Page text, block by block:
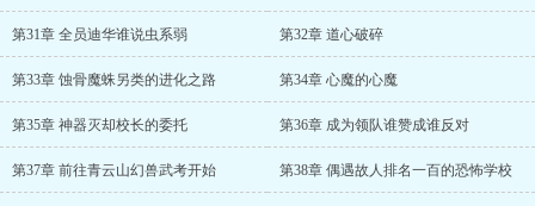
第31章 全员迪华谁说虫系弱 第32章 道心破碎
第33章 蚀骨魔蛛另类的进化之路 第34章 心魔的心魔
第35章 神器灭却校长的委托 第36章 成为领队谁赞成谁反对
第37章 前往青云山幻兽武考开始 第38章 偶遇故人排名一百的恐怖学校